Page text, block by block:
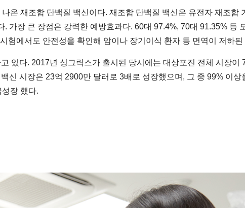
온 재조합 단백질 백신이다. 재조합 단백질 백신은 유전자 재조합
가장 큰 장점은 강력한 예방효과다. 60대 97.4%, 70대 91.35% 등
험에서도 안전성을 확인해 암이나 장기이식 환자 등 면역이 저하
있다. 2017년 싱그릭스가 출시된 당시에는 대상포진 전체 시장이
신 시장은 23억 2900만 달러로 3배로 성장했으며, 그 중 99% 이상
장 했다.